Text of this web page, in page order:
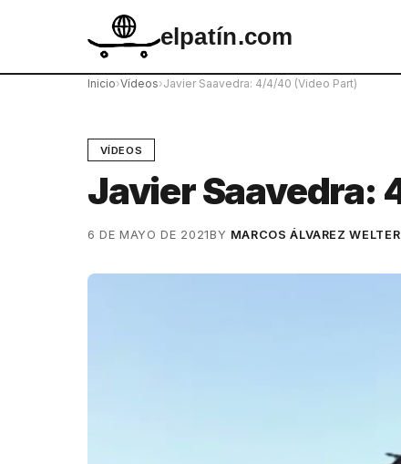
elpatín.com
Inicio›Vídeos›Javier Saavedra: 4/4/40 (Video Part)
VÍDEOS
Javier Saavedra:
6 DE MAYO DE 2021BY MARCOS ÁLVAREZ